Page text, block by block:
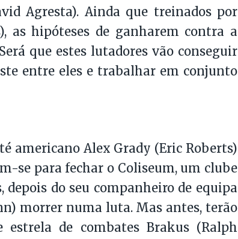
Agresta). Ainda que treinados por
as hipóteses de ganharem contra a
que estes lutadores vão conseguir
entre eles e trabalhar em conjunto
americano Alex Grady (Eric Roberts)
se para fechar o Coliseum, um clube
depois do seu companheiro de equipa
morrer numa luta. Mas antes, terão
de combates Brakus (Ralph